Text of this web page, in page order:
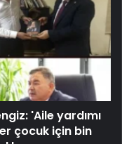
'Aile yardımı
çocuk için bin